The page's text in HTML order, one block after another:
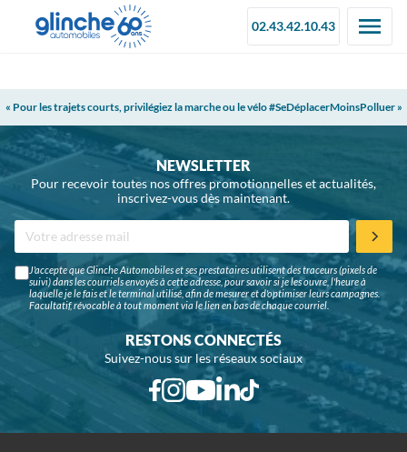
02.43.42.10.43
« Pour les trajets courts, privilégiez la marche ou le vélo #SeDéplacerMoinsPolluer »
NEWSLETTER
Pour recevoir toutes nos offres promotionnelles et actualités,
inscrivez-vous dès maintenant.
J'accepte que Glinche Automobiles et ses prestataires utilisent des traceurs (pixels de
suivi) dans les courriels envoyés à cette adresse, pour savoir si je les ouvre, l'heure à
laquelle je le fais et le terminal utilisé, afin de mesurer et d'optimiser leurs campagnes.
Facultatif, révocable à tout moment via le lien en bas de chaque courriel.
RESTONS CONNECTÉS
Suivez-nous sur les réseaux sociaux